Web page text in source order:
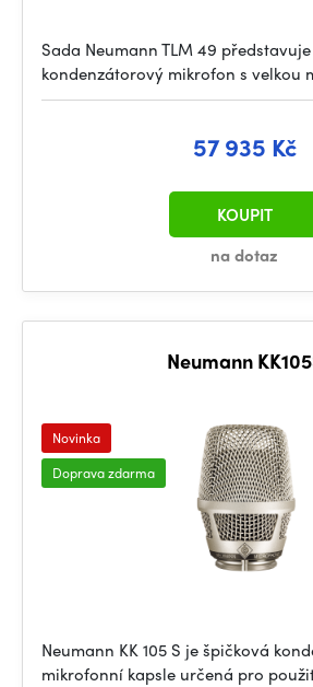
Sada Neumann TLM 49
kondenzátorový mikrofon s velkou
57 935 Kč
na dotaz
KOUPIT
Neumann
Novinka
Doprava zdarma
Neumann KK 105 S je špičková
mikrofonní kapsle určená pro